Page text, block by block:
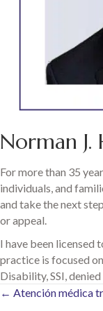
Norman J.
For more than 35
individuals, and
and take the next
or appeal.
I have been licensed
practice is focused
Disability, SSI,
Posts
← Atención médica